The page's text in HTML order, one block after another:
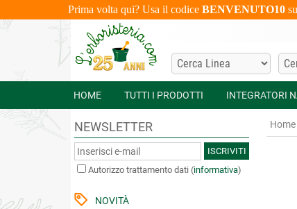
Prima volta qui? Usa il codice BENVENUTO10
HOME TUTTI I PRODOTTI INTEGRATORI
NEWSLETTER
ISCRIVITI
Autorizzo trattamento dati (informativa)
NOVITÀ
Home